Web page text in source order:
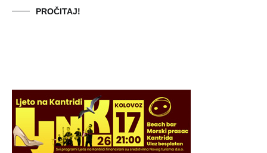
PROČITAJ!